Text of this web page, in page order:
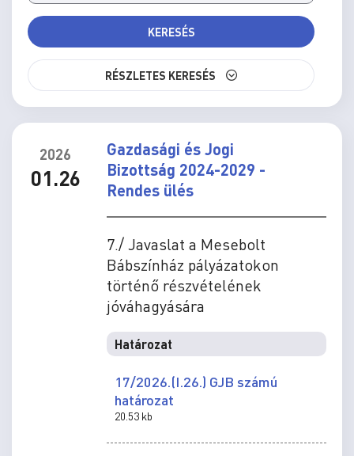
KERESÉS
RÉSZLETES KERESÉS
2026
01.26
Gazdasági és Jogi
Bizottság 2024-2029 -
Rendes ülés
7./ Javaslat a Mesebolt
Bábszínház pályázatokon
történő részvételének
jóváhagyására
Határozat
17/2026.(I.26.) GJB számú
határozat
20.53 kb